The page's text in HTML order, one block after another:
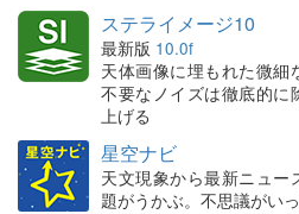
ステライメージ10
最新版 10.0f
天体画像に埋もれた微細
不要なノイズは徹底的に
上げる
星空ナビ
天文現象から最新ニュ
題がうかぶ。不思議がい